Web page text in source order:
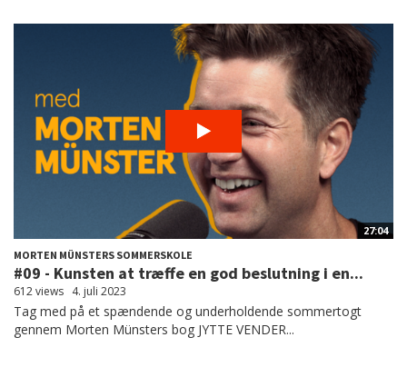
27:04
MORTEN MÜNSTERS SOMMERSKOLE
#09 - Kunsten at træffe en god beslutning i en...
612 views 4. juli 2023
Tag med på et spændende og underholdende sommertogt
gennem Morten Münsters bog JYTTE VENDER...